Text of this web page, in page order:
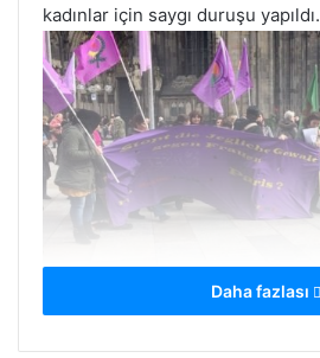
kadınlar için saygı duruşu yapıldı.
Daha fazlası